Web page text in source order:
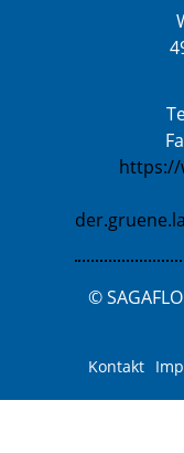
https://
©
Kontakt